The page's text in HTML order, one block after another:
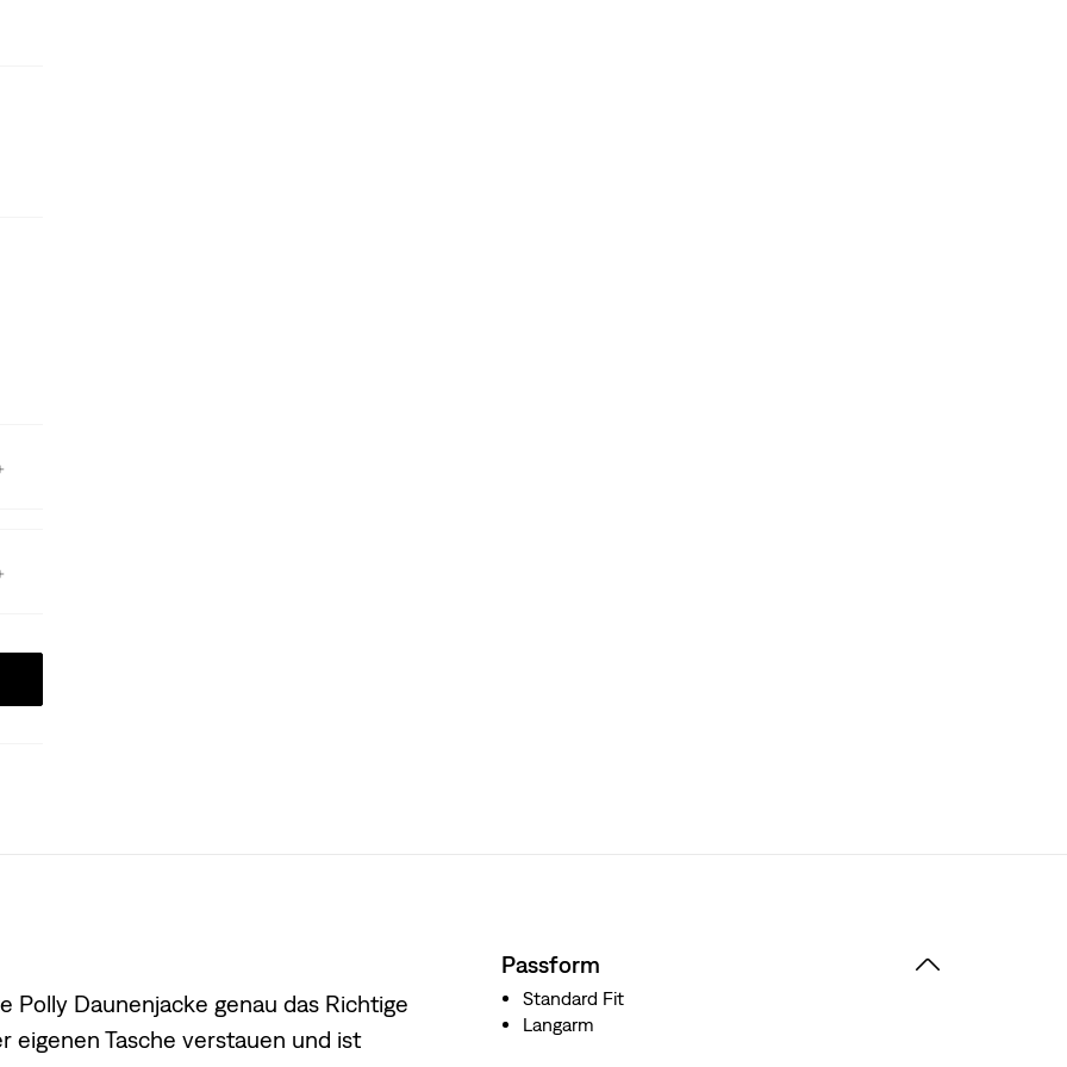
Polly Daunenjacke genau das Richtige
eigenen Tasche verstauen und ist
Passform
Standard Fit
Langarm